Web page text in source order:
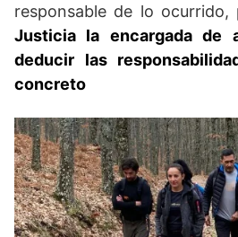
responsable de lo ocurrido,
Justicia la encargada de
deducir las
concreto